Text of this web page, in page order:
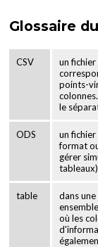
Glossaire
CSV
un
points-
le
ODS
un
format
gérer
tableaux)
table
dans
où les